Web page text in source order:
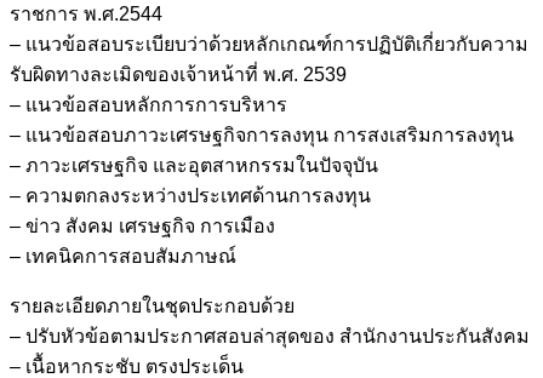
ราชการ พ.ศ.2544
– แนวข้อสอบระเบียบว่าด้วยหลักเกณฑ์การปฏิบัติเกี่ยวกับความ
รับผิดทางละเมิดของเจ้าหน้าที่ พ.ศ. 2539
– แนวข้อสอบหลักการการบริหาร
– แนวข้อสอบภาวะเศรษฐกิจการลงทุน การสงเสริมการลงทุน
– ภาวะเศรษฐกิจ และอุตสาหกรรมในปัจจุบัน
– ความตกลงระหว่างประเทศด้านการลงทุน
– ข่าว สังคม เศรษฐกิจ การเมือง
– เทคนิคการสอบสัมภาษณ์
รายละเอียดภายในชุดประกอบด้วย
– ปรับหัวข้อตามประกาศสอบล่าสุดของ สำนักงานประกันสังคม
– เนื้อหากระชับ ตรงประเด็น